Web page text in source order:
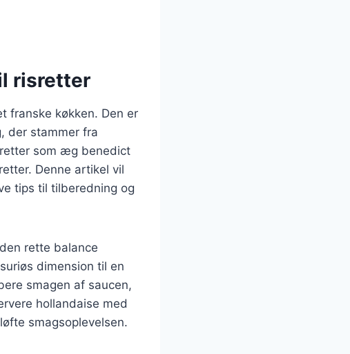
risretter
franske køkken. Den er
der stammer fra
som æg benedict
Denne artikel vil
tips til tilberedning og
rette balance
dimension til en
smagen af saucen,
hollandaise med
smagsoplevelsen.